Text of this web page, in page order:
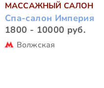
МАССАЖНЫЙ САЛОН
Спа-салон Империя
1800 - 10000 руб.
Волжская